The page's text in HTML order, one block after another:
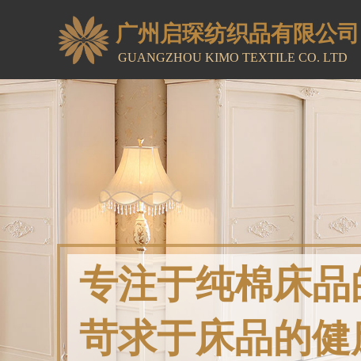
广州启琛纺织品​有限公司
GUANGZHOU KIMO TEXTILE CO. LTD
专注于纯棉床
苛求于床品的